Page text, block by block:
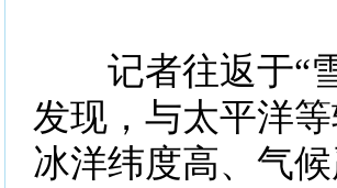
记者往返于“雪
发现，与太平洋
冰洋纬度高、气